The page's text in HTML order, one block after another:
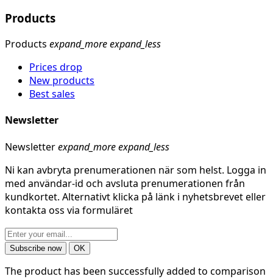
Products
Products expand_moreexpand_less
Prices drop
New products
Best sales
Newsletter
Newsletterexpand_moreexpand_less
Ni kan avbryta prenumerationen när som helst. Logga in
med användar-id och avsluta prenumerationen från
kundkortet. Alternativt klicka på länk i nyhetsbrevet eller
kontakta oss via formuläret
The product has been successfully added to comparison